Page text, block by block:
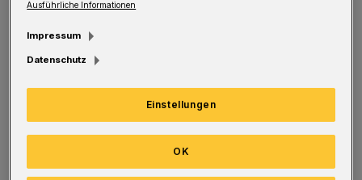
Foto: laurentiusweg.de
Die ehemals selbstständige Stadt Elberfeld
und der heutige Stadtteil Wuppertals sind von
alters her mit der Person des Heiligen
Ausführliche Informationen
Impressum
Datenschutz
Einstellungen
OK